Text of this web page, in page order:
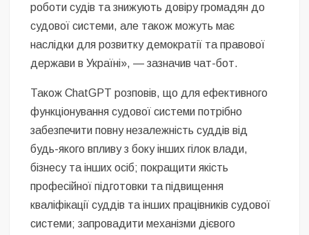
роботи судів та знижують довіру громадян до
судової системи, але також можуть має
наслідки для розвитку демократії та правової
держави в Україні», — зазначив чат-бот.
Також ChatGPT розповів, що для ефективного
функціонування судової системи потрібно
забезпечити повну незалежність суддів від
будь-якого впливу з боку інших гілок влади,
бізнесу та інших осіб; покращити якість
професійної підготовки та підвищення
кваліфікації суддів та інших працівників судової
системи; запровадити механізми дієвого